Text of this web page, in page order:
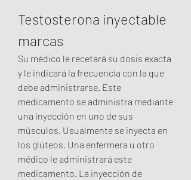
Testosterona inyectable
marcas
Su médico le recetará su dosis exacta
y le indicará la frecuencia con la que
debe administrarse. Este
medicamento se administra mediante
una inyección en uno de sus
músculos. Usualmente se inyecta en
los glúteos. Una enfermera u otro
médico le administrará este
medicamento. La inyección de